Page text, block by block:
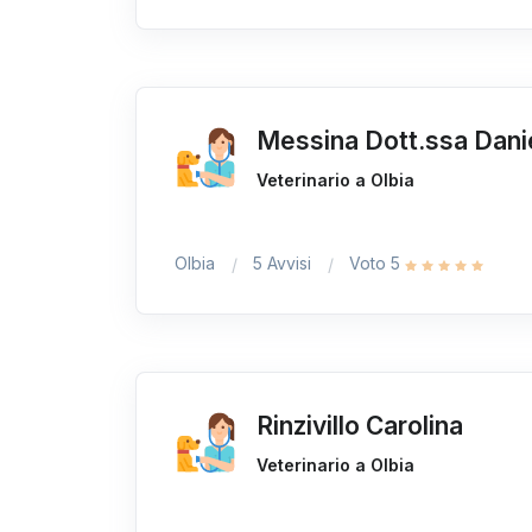
Messina Dott.ssa
Veterinario a Olbia
Olbia 5 Avvisi Voto 5
Rinzivillo Carolina
Veterinario a Olbia